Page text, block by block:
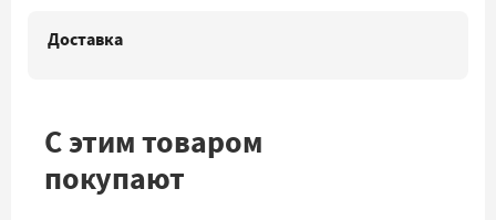
Доставка
С этим товаром
покупают